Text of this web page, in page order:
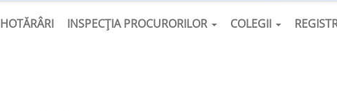
HOTĂRÂRI INSPECȚIA PROCURORILOR COLEGII